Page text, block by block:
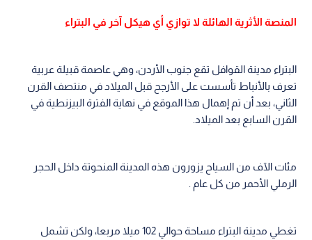
المنصة الأثرية الهائلة لا توازي أي هيكل آخر في البتراء
البتراء مدينة القوافل تقع جنوب الأردن، وهي عاصمة قبيلة عربية
تعرف بالأنباط تأسست على الأرجح قبل الميلاد في منتصف القرن
الثاني، بعد أن تم إهمال هذا الموقع في نهاية الفترة البيزنطية في
القرن السابع بعد الميلاد.
مئات الآف من السياح يزورون هذه المدينة المنحوتة داخل الحجر
الرملي الأحمر من كل عام .
تغطي مدينة البتراء مساحة حوالي 102 ميلا مربعا، ولكن تشمل